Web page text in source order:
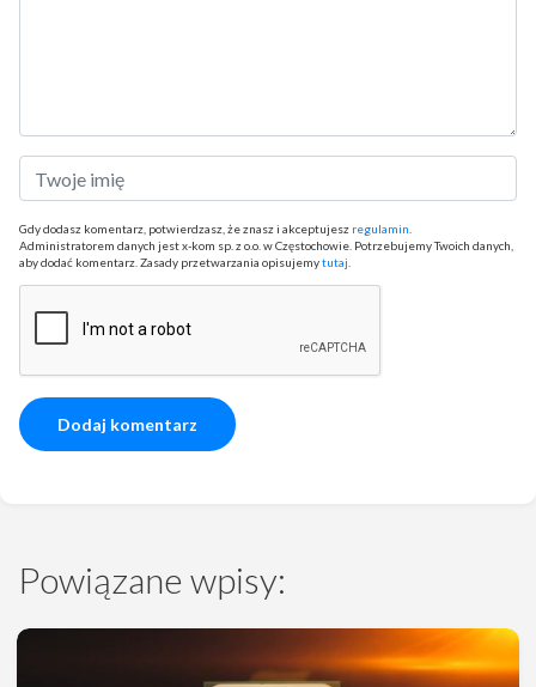
Gdy dodasz komentarz, potwierdzasz, że znasz i akceptujesz regulamin
Administratorem danych jest x-kom sp. z o.o. w Częstochowie. Potrzebujemy Twoich danych,
aby dodać komentarz. Zasady przetwarzania opisujemytutaj
Powiązane wpisy: